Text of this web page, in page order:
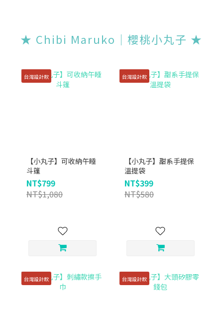
★ Chibi Maruko｜櫻桃小丸子 ★
台灣設計款
【小丸子】可收納午睡
斗篷
NT$799
NT$1,080
台灣設計款
【小丸子】甜系手提保
溫提袋
NT$399
NT$580
台灣設計款 台灣設計款